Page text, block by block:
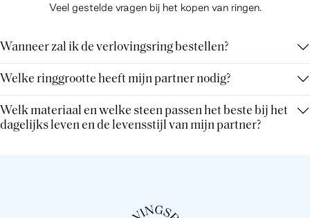
Veel gestelde vragen bij het kopen van ringen.
Wanneer zal ik de verlovingsring bestellen?
Welke ringgrootte heeft mijn partner nodig?
Welk materiaal en welke steen passen het beste bij het
dagelijks leven en de levensstijl van mijn partner?